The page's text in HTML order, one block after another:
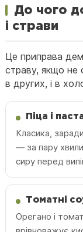
До чого
і страви
Це приправа
страву, якщо не
в других, і в
Піца і
Класика,
— за пару
сиру перед
Томатні
Орегано і